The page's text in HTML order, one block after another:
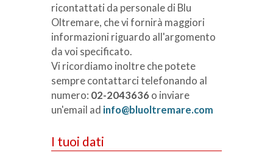
ricontattati da personale di Blu
Oltremare, che vi fornirà maggiori
informazioni riguardo all'argomento
da voi specificato.
Vi ricordiamo inoltre che potete
sempre contattarci telefonando al
numero: 02-2043636 o inviare
un'email ad info@bluoltremare.com
I tuoi dati